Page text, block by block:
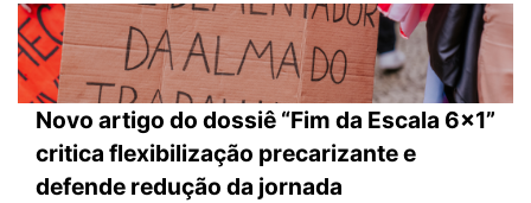
Novo artigo do dossiê “Fim da Escala 6×1”
critica flexibilização precarizante e
defende redução da jornada